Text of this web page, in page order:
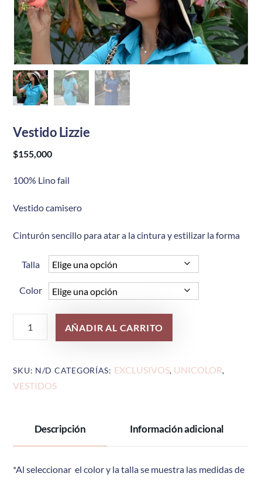
Vestido Lizzie
$155,000
100% Lino fail
Vestido camisero
Cinturón sencillo para atar a la cintura y estilizar la forma
Talla
Color
AÑADIR AL CARRITO
SKU: N/D CATEGORÍAS: EXCLUSIVOS, UNICOLOR,
VESTIDOS
Descripción Información adicional
*Al seleccionar el color y la talla se muestra las medidas de